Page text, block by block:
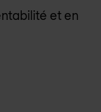
et en